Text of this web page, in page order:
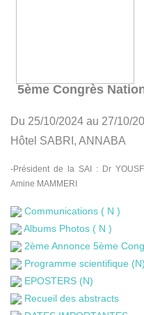
5ème Congrès
Du 25/10/2024 au 27/10/
Hôtel SABRI, ANNABA
-Président de la SAI : Dr
Amine MAMMERI
Communications ( N )
Albums Photos ( N )
2ème Annonce 5ème
Programme scientifique (N)
EPOSTERS (N)
Recueil des abstracts